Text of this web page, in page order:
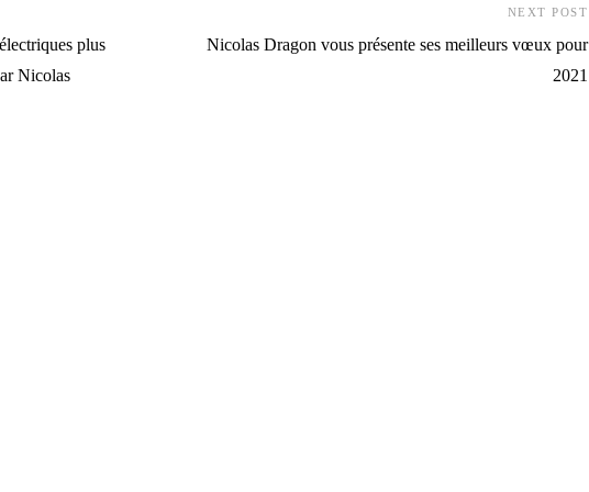
plus
Nicolas
NEXT POST
Nicolas Dragon vous présente ses meilleurs vœux pour
2021